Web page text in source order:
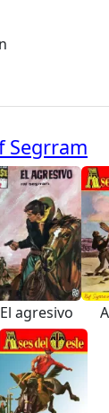
Segrram
El agresivo